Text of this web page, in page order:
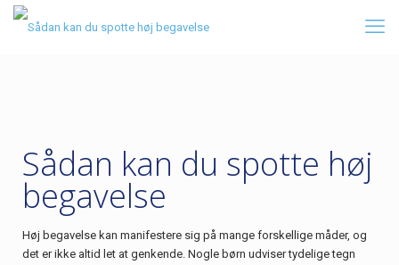
Sådan kan du spotte høj
begavelse
Høj begavelse kan manifestere sig på mange forskellige måder, og
det er ikke altid let at genkende. Nogle børn udviser tydelige tegn